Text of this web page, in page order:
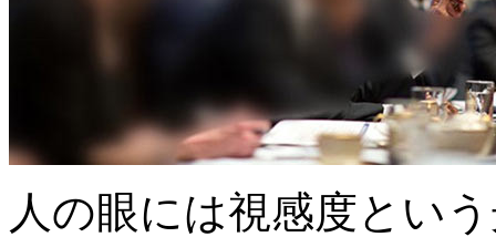
人の眼には視感度とい